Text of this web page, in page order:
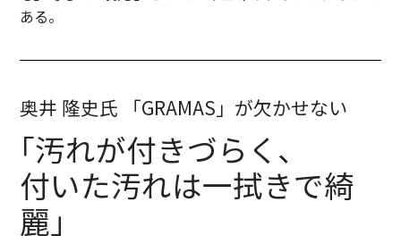
ある。
奥井 隆史氏 「GRAMAS」が欠かせない
｢汚れが付きづらく､
付いた汚れは一拭きで綺
麗｣